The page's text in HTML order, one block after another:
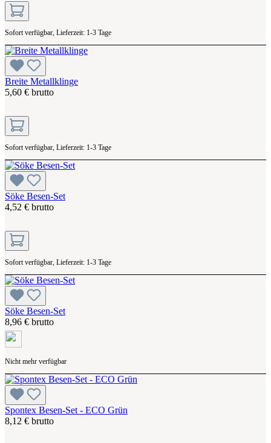
Sofort verfügbar, Lieferzeit: 1-3 Tage
Breite Metallklinge
5,60 € brutto
Sofort verfügbar, Lieferzeit: 1-3 Tage
Söke Besen-Set
4,52 € brutto
Sofort verfügbar, Lieferzeit: 1-3 Tage
Söke Besen-Set
8,96 € brutto
Nicht mehr verfügbar
Spontex Besen-Set - ECO Grün
8,12 € brutto